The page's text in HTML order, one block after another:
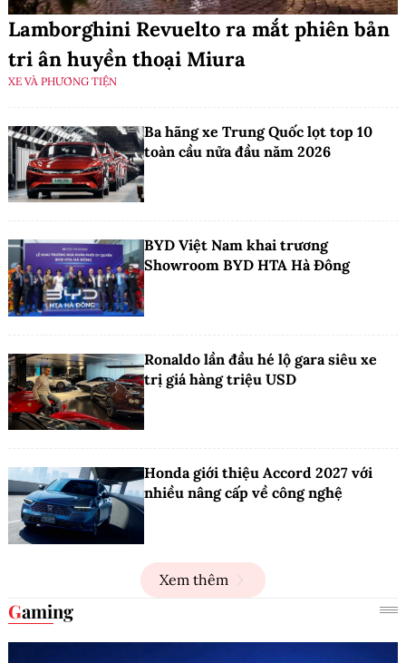
Lamborghini Revuelto ra mắt phiên bản
tri ân huyền thoại Miura
XE VÀ PHƯƠNG TIỆN
Ba hãng xe Trung Quốc lọt top 10
toàn cầu nửa đầu năm 2026
BYD Việt Nam khai trương
Showroom BYD HTA Hà Đông
Ronaldo lần đầu hé lộ gara siêu xe
trị giá hàng triệu USD
Honda giới thiệu Accord 2027 với
nhiều nâng cấp về công nghệ
Xem thêm
Gaming